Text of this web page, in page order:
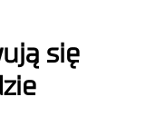
się